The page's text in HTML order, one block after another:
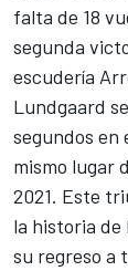
falta de 18
segunda
escudería
Lundgaard
segundos en
mismo lugar
2021. Este
la historia de
su regreso a